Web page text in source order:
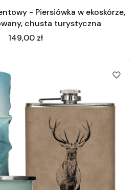
- Piersiówka w ekoskórze,
chusta turystyczna
Cena
149,00 zł